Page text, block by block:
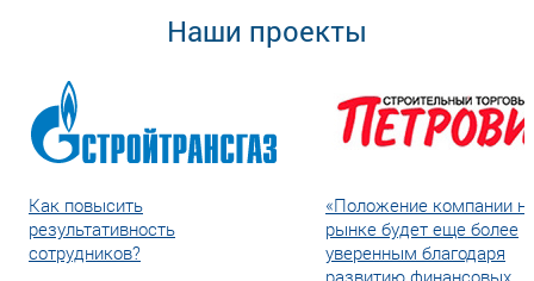
Наши проекты
Как повысить
результативность
сотрудников?
«Положение компании
рынке будет еще более
уверенным благодаря